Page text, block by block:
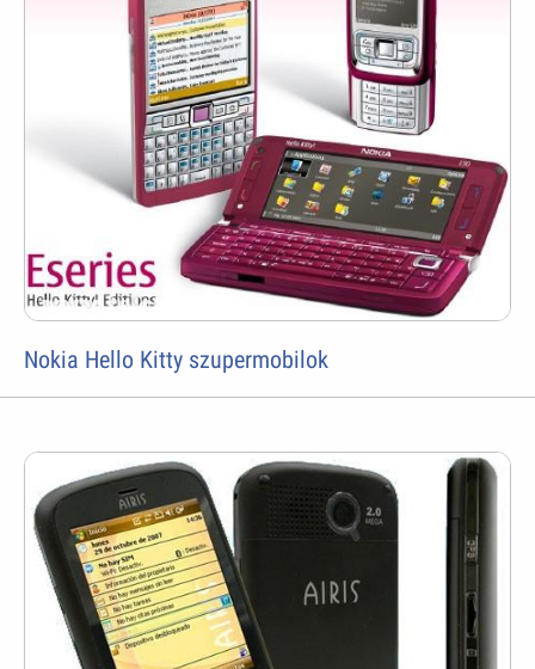
Nokia Hello Kitty szupermobilok